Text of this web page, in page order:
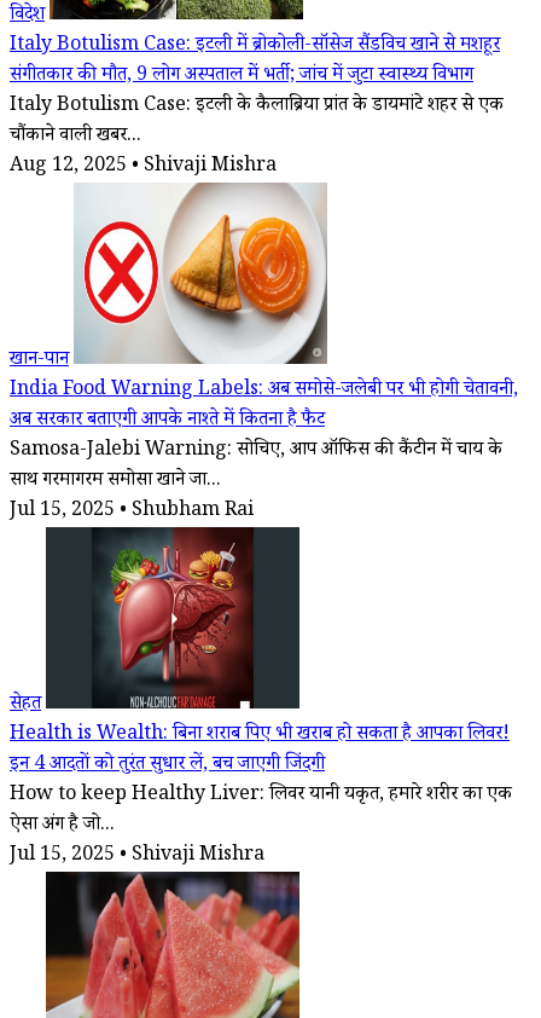
विदेश
Italy Botulism Case: इटली में ब्रोकोली-सॉसेज सैंडविच खाने से मशहूर
संगीतकार की मौत, 9 लोग अस्पताल में भर्ती; जांच में जुटा स्वास्थ्य विभाग
Italy Botulism Case: इटली के कैलाब्रिया प्रांत के डायमांटे शहर से एक
चौंकाने वाली खबर...
Aug 12, 2025 • Shivaji Mishra
खान-पान
India Food Warning Labels: अब समोसे-जलेबी पर भी होगी चेतावनी,
अब सरकार बताएगी आपके नाश्ते में कितना है फैट
Samosa-Jalebi Warning: सोचिए, आप ऑफिस की कैंटीन में चाय के
साथ गरमागरम समोसा खाने जा...
Jul 15, 2025 • Shubham Rai
सेहत
Health is Wealth: बिना शराब पिए भी खराब हो सकता है आपका लिवर!
इन 4 आदतों को तुरंत सुधार लें, बच जाएगी जिंदगी
How to keep Healthy Liver: लिवर यानी यकृत, हमारे शरीर का एक
ऐसा अंग है जो...
Jul 15, 2025 • Shivaji Mishra